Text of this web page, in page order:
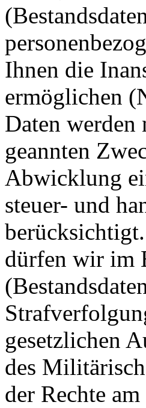
Ihnen die
ermöglichen
Daten werden
geannten
Abwicklung
steuer- und
dürfen wir im
gesetzlichen
des
der Rechte